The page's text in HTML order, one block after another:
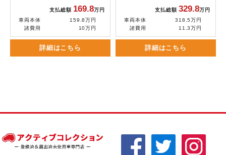
支払総額 169.8万円
車両本体
159.8万円
諸費用
10万円
詳細はこちら
支払総額329.8万円
車両本体
318.5万円
諸費用
11.3万円
詳細はこちら